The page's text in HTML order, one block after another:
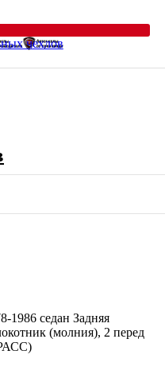
чехлов
1986 седан Задняя
(молния), 2 перед